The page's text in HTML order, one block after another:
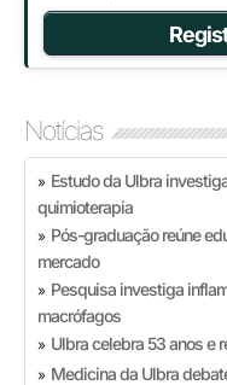
Notícias
» Estudo da Ulbra
quimioterapia
» Pós-graduação reúne
mercado
» Pesquisa investiga
macrófagos
» Ulbra celebra 53 anos e
» Medicina da Ulbra